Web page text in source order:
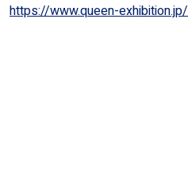
https://www.queen-exhibition.jp/